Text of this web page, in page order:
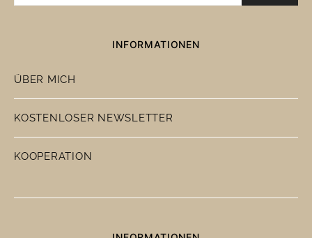
INFORMATIONEN
ÜBER MICH
KOSTENLOSER NEWSLETTER
KOOPERATION